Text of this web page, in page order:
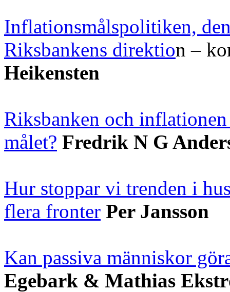
Inflationsmålspolitiken,
Riksbankens direktion –
Heikensten
Riksbanken och
målet? Fredrik N G
Hur stoppar vi trenden i
flera fronter Per Jansson
Kan passiva människor
Egebark & Mathias